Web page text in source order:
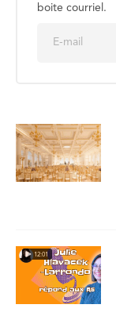
boite courriel.
12:01